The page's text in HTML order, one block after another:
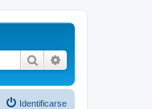
Buscar
Identificarse